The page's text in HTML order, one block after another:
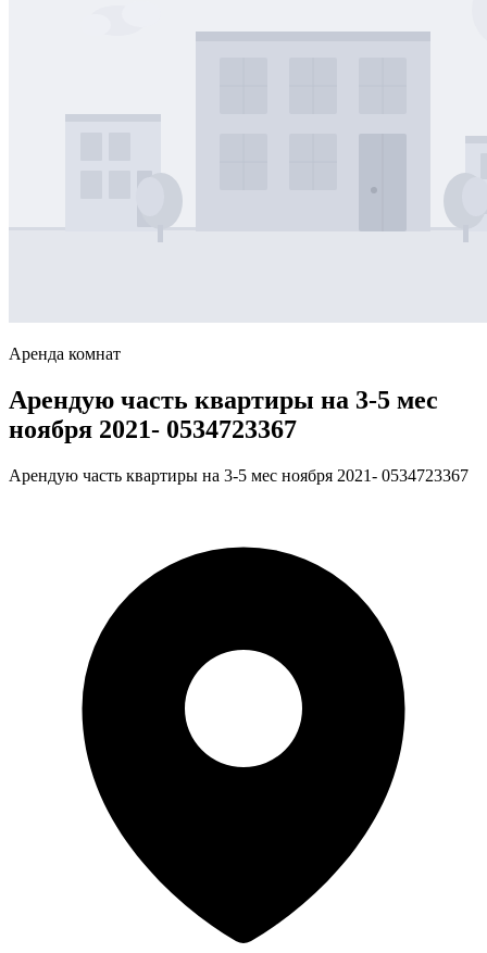
Аренда комнат
Арендую часть квартиры на 3-5 мес
ноября 2021- 0534723367
Арендую часть квартиры на 3-5 мес ноября 2021- 0534723367